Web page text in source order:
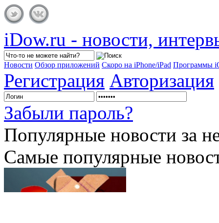
iDow.ru - новости,
Новости Обзор приложений Скоро на iPhone/iPad Программы
Регистрация Авторизация
Забыли пароль?
Популярные новости за
Самые популярные